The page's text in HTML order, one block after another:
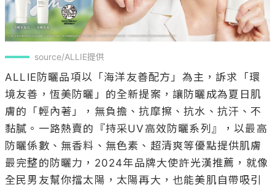
source/ALLIE提供
ALLIE防曬品項以「海洋友善配方」為主，訴求「環
境友善，恆美防曬」的全新提案，讓防曬成為夏日肌
膚的「輕內著」，無負擔、抗摩擦、抗水、抗汗、不
黏膩。一路熱賣的『持采UV高效防曬系列』，以最高
防曬係數、無香料、無色素、超清爽等優點提供肌膚
最完整的防曬力，2024年品牌大使許光漢推薦，就像
全民男友幫你擋太陽，太陽再大，也能美肌自帶吸引